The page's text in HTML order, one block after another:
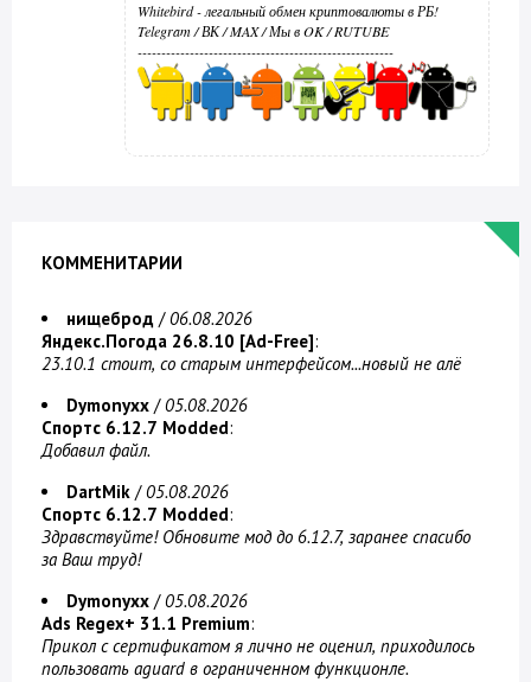
Whitebird - легальный обмен криптовалюты в РБ!
Telegram/ВК/MAX/Мы в OK/RUTUBE
------------------------------------------------------
КОММЕНИТАРИИ
нищеброд /06.08.2026
Яндекс.Погода 26.8.10 [Ad-Free]:
23.10.1 стоит, со старым интерфейсом...новый не алё
Dymonyxx /05.08.2026
Спортс 6.12.7 Modded:
Добавил файл.
DartMik /05.08.2026
Спортс 6.12.7 Modded:
Здравствуйте! Обновите мод до 6.12.7, заранее спасибо
за Ваш труд!
Dymonyxx /05.08.2026
Ads Regex+ 31.1 Premium:
Прикол с сертификатом я лично не оценил, приходилось
пользовать aguard в ограниченном функционле.